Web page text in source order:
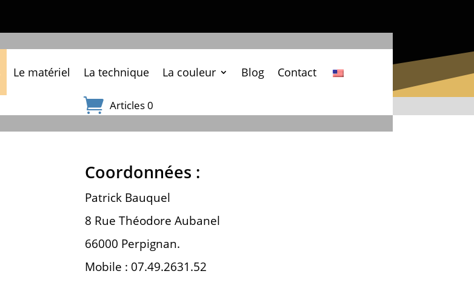
Le matériel La technique La couleur Blog Contact
Articles 0
Coordonnées :
Patrick Bauquel
8 Rue Théodore Aubanel
66000 Perpignan.
Mobile : 07.49.2631.52